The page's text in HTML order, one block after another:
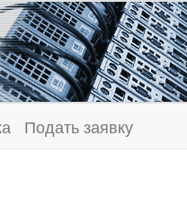
Подать заявку